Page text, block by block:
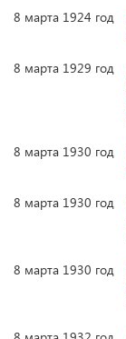
8 марта 1924 год
8 марта 1929 год
8 марта 1930 год
8 марта 1930 год
8 марта 1930 год